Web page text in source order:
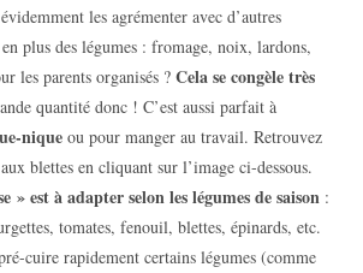
les agrémenter avec d’autres
plus des légumes : fromage, noix, lardons,
les parents organisés ?Cela se congèle très
quantité donc ! C’est aussi parfait à
nique ou pour manger au travail. Retrouvez
blettes en cliquant sur l’image ci-dessous.
» est à adapter selon les légumes de saison :
tomates, fenouil, blettes, épinards, etc.
cuire rapidement certains légumes (comme